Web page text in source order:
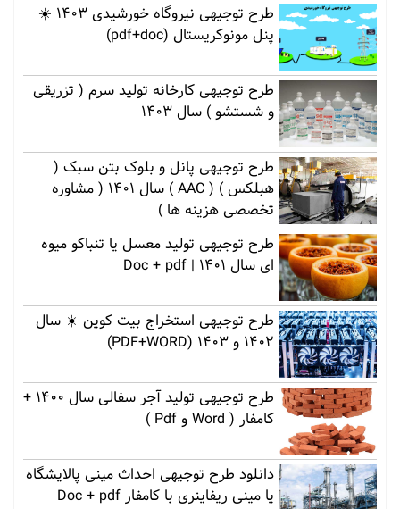
طرح توجیهی نیروگاه خورشیدی 1403 ☀️
پنل مونوکریستال (pdf+doc)
طرح توجیهی کارخانه تولید سرم ( تزریقی
و شستشو ) سال 1403
طرح توجیهی پانل و بلوک بتن سبک (
هبلکس ) ( AAC ) سال 1401 ( مشاوره
تخصصی هزینه ها )
طرح توجیهی تولید معسل یا تنباکو میوه
ای سال 1401 | Doc + pdf
طرح توجیهی استخراج بیت کوین ☀️ سال
1402 و 1403 (PDF+WORD)
طرح توجیهی تولید آجر سفالی سال 1400 +
کامفار ( Word و Pdf )
دانلود طرح توجیهی احداث مینی پالایشگاه
یا مینی ریفاینری با کامفار Doc + pdf